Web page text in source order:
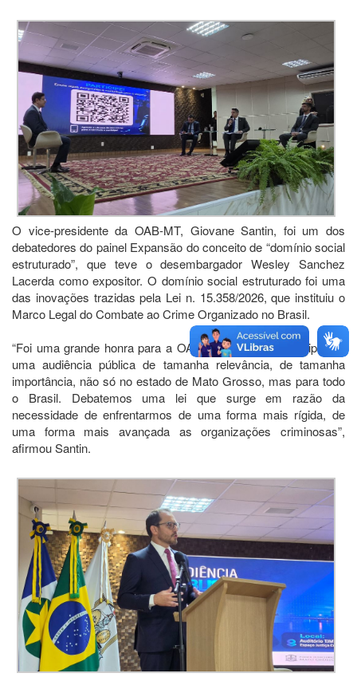
O vice-presidente da OAB-MT, Giovane Santin, foi um dos
debatedores do painel Expansão do conceito de “domínio social
estruturado”, que teve o desembargador Wesley Sanchez
Lacerda como expositor. O domínio social estruturado foi uma
das inovações trazidas pela Lei n. 15.358/2026, que instituiu o
Marco Legal do Combate ao Crime Organizado no Brasil.
“Foi uma grande honra para a OAB Mato Grosso participar de
uma audiência pública de tamanha relevância, de tamanha
importância, não só no estado de Mato Grosso, mas para todo
o Brasil. Debatemos uma lei que surge em razão da
necessidade de enfrentarmos de uma forma mais rígida, de
uma forma mais avançada as organizações criminosas”,
afirmou Santin.